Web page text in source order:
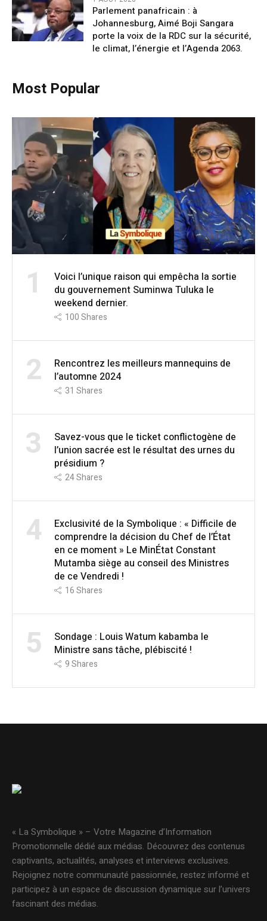
Parlement panafricain : à
Johannesburg, Aimé Boji Sangara
porte la voix de la RDC sur la sécurité,
le climat, l’énergie et l’Agenda 2063.
Most Popular
1
Voici l’unique raison qui empêcha la sortie
du gouvernement Suminwa Tuluka le
weekend dernier.
100Shares
2
Rencontrez les meilleurs mannequins de
l’automne 2024
31 Shares
3
Savez-vous que le ticket conflictogène de
l’union sacrée est le résultat des urnes du
présidium ?
24Shares
4
Exclusivité de la Symbolique : « Difficile de
comprendre la décision du Chef de l’État
en ce moment » Le MinÉtat Constant
Mutamba siège au conseil des Ministres
de ce Vendredi !
16Shares
5
Sondage : Louis Watum kabamba le
Ministre sans tâche, plébiscité !
9Shares
« La Symbolique » – Votre Magazine d’Information
Promotionnelle dédié aux médias. Découvrez des contenus
captivants, actualités, analyses et interviews exclusives.
Rejoignez notre communauté passionnée, restez informé et
participez à un espace de discussion dynamique sur l’univers
fascinant des médias.